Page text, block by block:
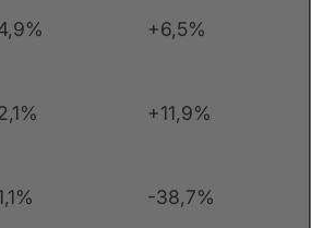
+6,5%
+11,9%
-38,7%